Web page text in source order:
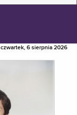
czwartek, 6 sierpnia 2026